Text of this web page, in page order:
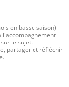
en basse saison)
l'accompagnement
le sujet.
partager et réfléchir